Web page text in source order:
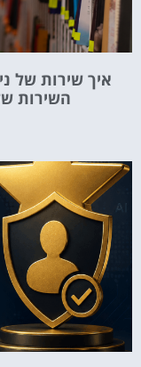
איך שירות של
השירות